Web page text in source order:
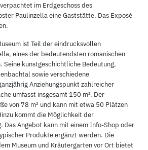
im Erdgeschoss des
Paulinzella eine Gaststätte. Das Exposé
ist Teil der eindrucksvollen
eines der bedeutendsten romanischen
Seine kunstgeschichtliche Bedeutung,
sowie verschiedene
Anziehungspunkt zahlreicher
umfasst insgesamt 150 m². Der
von 78 m² und kann mit etwa 50 Plätzen
kommt die Möglichkeit der
Das Angebot kann mit einem Info-Shop oder
Produkte ergänzt werden. Die
Museum und Kräutergarten vor Ort bietet